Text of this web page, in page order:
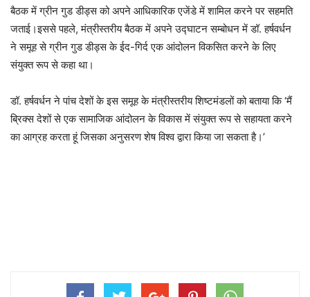
बैठक में ग्रीन गुड डीड्स को अपने आधिकारिक एजेंडे में शामिल करने पर सहमति
जताई।इससे पहले, मंत्रीस्‍तरीय बैठक में अपने उद्घाटन सम्‍बोधन में डॉ. हर्षवर्धन
ने समूह से ग्रीन गुड डीड्स के ईद-गिर्द एक आंदोलन विकसित करने के लिए
संयुक्‍त रूप से कहा था।
डॉ. हर्षवर्धन ने पांच देशों के इस समूह के मंत्रीस्‍तरीय शिष्‍टमंडलों को बताया कि ‘मैं
ब्रिक्‍स देशों से एक सामाजिक आंदोलन के विकास में संयुक्‍त रूप से सहायता करने
का आग्रह करता हूं जिसका अनुसरण शेष विश्‍व द्वारा किया जा सकता है।’